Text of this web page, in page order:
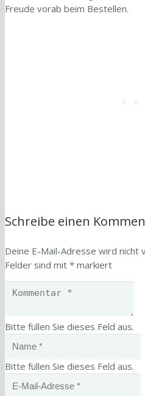
Freude vorab beim Bestellen.
Schreibe einen
Deine E-Mail-Adresse wird nicht
Felder sind mit * markiert
Bitte füllen Sie dieses Feld aus.
Bitte füllen Sie dieses Feld aus.